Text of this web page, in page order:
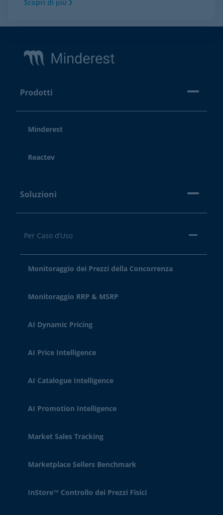
Scopri di più
Prodotti
Minderest
Reactev
Soluzioni
Per Caso d’Uso
Monitoraggio dei Prezzi della Concorrenza
Monitoraggio RRP & MSRP
AI Dynamic Pricing
AI Price Intelligence
AI Catalogue Intelligence
AI Promotion Intelligence
Market Sales Tracking
Marketplace Sellers Benchmark
InStore™ Controllo dei Prezzi Fisici